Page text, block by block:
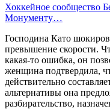
Хоккейное сообщество
Монументу…
Господина Като
превышение скорости.
какая-то ошибка, он
женщина подтвердила,
действительно
альтернативы она
разбирательство,